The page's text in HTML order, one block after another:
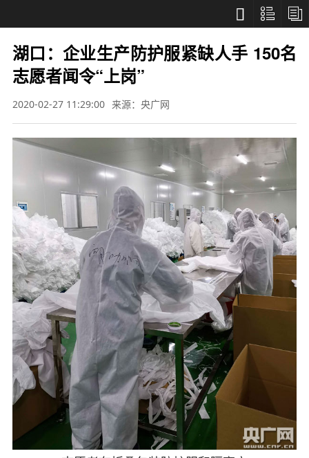



湖口：企业生产防护服紧缺人手 150名
志愿者闻令“上岗”
2020-02-27 11:29:00 来源：央广网